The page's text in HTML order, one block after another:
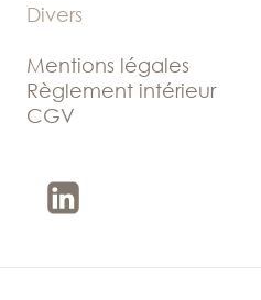
Divers
Mentions légales
Règlement intérieur
CGV